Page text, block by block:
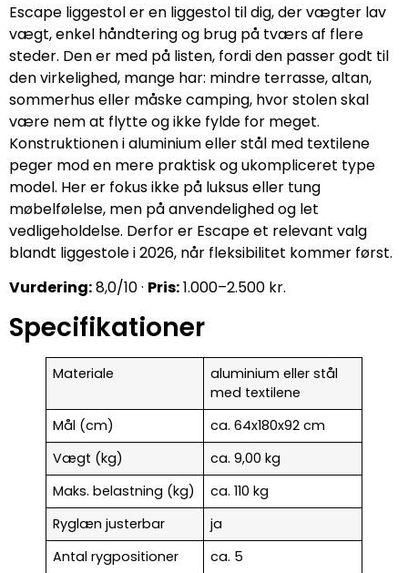
Escape liggestol er en liggestol til dig, der vægter lav
vægt, enkel håndtering og brug på tværs af flere
steder. Den er med på listen, fordi den passer godt til
den virkelighed, mange har: mindre terrasse, altan,
sommerhus eller måske camping, hvor stolen skal
være nem at flytte og ikke fylde for meget.
Konstruktionen i aluminium eller stål med textilene
peger mod en mere praktisk og ukompliceret type
model. Her er fokus ikke på luksus eller tung
møbelfølelse, men på anvendelighed og let
vedligeholdelse. Derfor er Escape et relevant valg
blandt liggestole i 2026, når fleksibilitet kommer først.
Vurdering:8,0/10 · Pris:1.000–2.500 kr.
Specifikationer
Materiale
aluminium eller stål
med textilene
Mål (cm)
ca. 64x180x92 cm
Vægt (kg)
ca. 9,00 kg
Maks. belastning (kg)
ca. 110 kg
Ryglæn justerbar
ja
Antal rygpositioner
ca. 5